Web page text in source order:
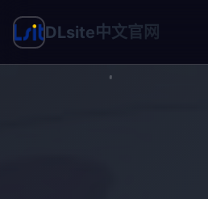
DLsite中文官网